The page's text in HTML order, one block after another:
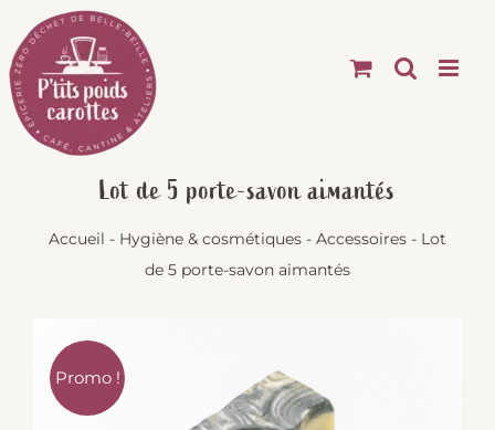
Passer
au
contenu
Lot de 5 porte-savon aimantés
Accueil - Hygiène & cosmétiques - Accessoires - Lot
de 5 porte-savon aimantés
Promo !